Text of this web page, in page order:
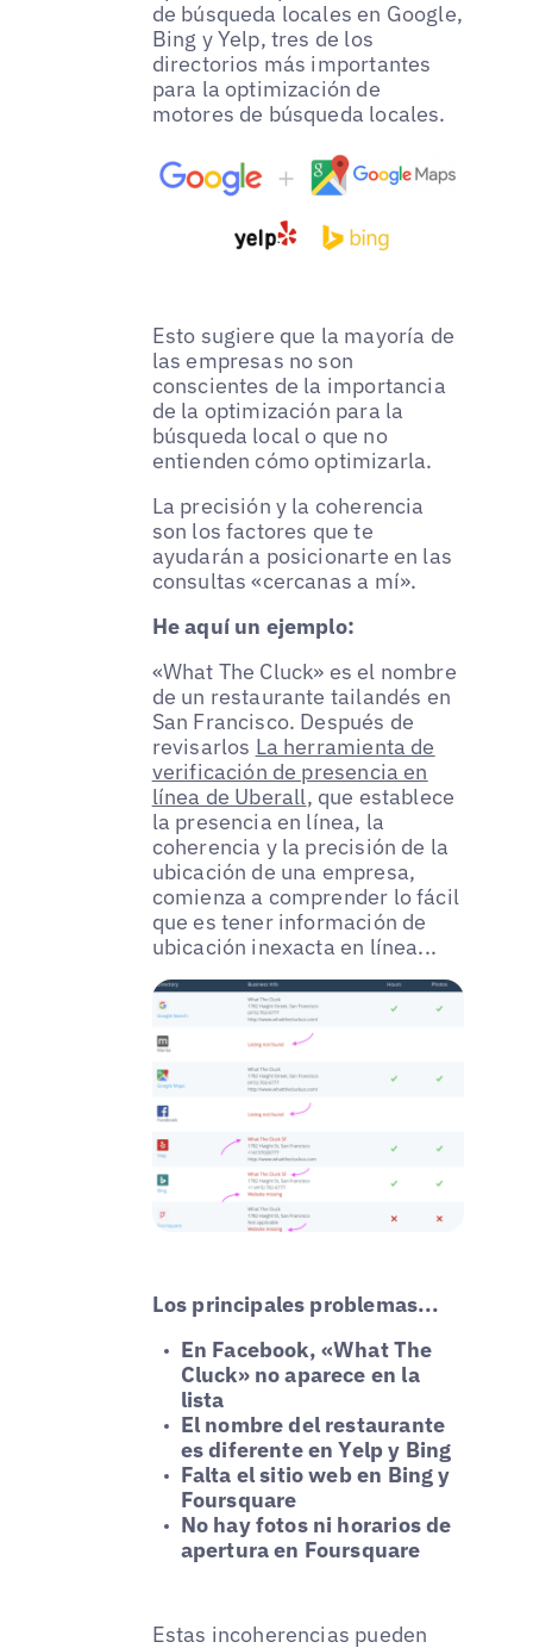
de búsqueda locales en Google,
Bing y Yelp, tres de los
directorios más importantes
para la optimización de
motores de búsqueda locales.
Esto sugiere que la mayoría de
las empresas no son
conscientes de la importancia
de la optimización para la
búsqueda local o que no
entienden cómo optimizarla.
La precisión y la coherencia
son los factores que te
ayudarán a posicionarte en las
consultas «cercanas a mí».
He aquí un ejemplo:
«What The Cluck» es el nombre
de un restaurante tailandés en
San Francisco. Después de
revisarlos La herramienta de
verificación de presencia en
línea de Uberall, que establece
la presencia en línea, la
coherencia y la precisión de la
ubicación de una empresa,
comienza a comprender lo fácil
que es tener información de
ubicación inexacta en línea...
Los principales problemas...
En Facebook, «What The
Cluck» no aparece en la
lista
El nombre del restaurante
es diferente en Yelp y Bing
Falta el sitio web en Bing y
Foursquare
No hay fotos ni horarios de
apertura en Foursquare
Estas incoherencias pueden